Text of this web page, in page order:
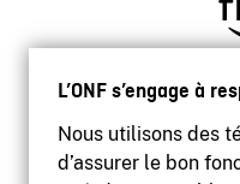
L’ONF s’engage à
Nous utilisons des
d’assurer le bon